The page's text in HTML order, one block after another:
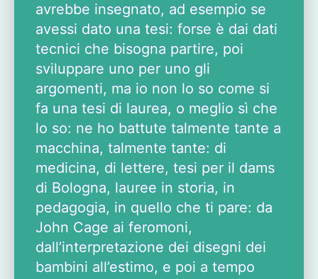
avrebbe insegnato, ad esempio se
avessi dato una tesi: forse è dai dati
tecnici che bisogna partire, poi
sviluppare uno per uno gli
argomenti, ma io non lo so come si
fa una tesi di laurea, o meglio sì che
lo so: ne ho battute talmente tante a
macchina, talmente tante: di
medicina, di lettere, tesi per il dams
di Bologna, lauree in storia, in
pedagogia, in quello che ti pare: da
John Cage ai feromoni,
dall’interpretazione dei disegni dei
bambini all’estimo, e poi a tempo